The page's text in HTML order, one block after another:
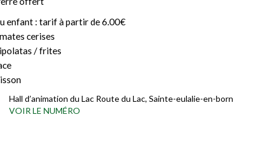
enfant : tarif à partir de 6.00€
cerises
/ frites
Hall d’animation du Lac Route du Lac, Sainte-eulalie-en-born
VOIR LE NUMÉRO